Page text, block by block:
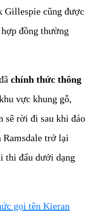
Gillespie cũng được
đồng thường
chính thức thông
vực khung gỗ,
sẽ rời đi sau khi đáo
Ramsdale trở lại
thi đấu dưới dạng
gọi tên Kieran